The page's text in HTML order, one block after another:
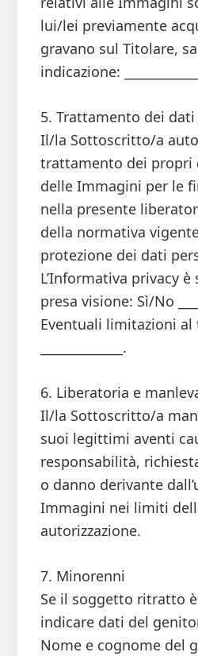
lui/lei previamente
gravano sul Titolare,
indicazione:
5. Trattamento dei
Il/la Sottoscritto/a
trattamento dei propri
delle Immagini per le
nella presente
della normativa
protezione dei dati
L’Informativa privacy
presa visione: Sì/No
Eventuali limitazioni
_____________.
6. Liberatoria e
Il/la Sottoscritto/a
suoi legittimi aventi
responsabilità,
o danno derivante
Immagini nei limiti
autorizzazione.
7. Minorenni
Se il soggetto ritratto
indicare dati del
Nome e cognome del